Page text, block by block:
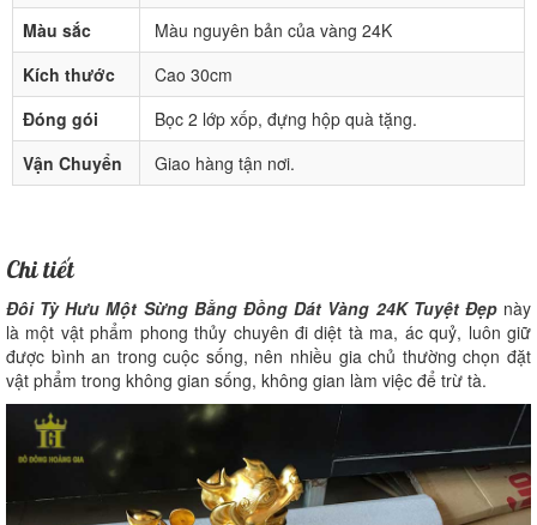
Màu sắc
Màu nguyên bản của vàng 24K
Kích thước
Cao 30cm
Đóng gói
Bọc 2 lớp xốp, đựng hộp quà tặng.
Vận Chuyển
Giao hàng tận nơi.
Chi tiết
Đôi Tỳ Hưu Một Sừng Bằng Đồng Dát Vàng 24K Tuyệt Đẹpnày
là một vật phẩm phong thủy chuyên đi diệt tà ma, ác quỷ, luôn giữ
được bình an trong cuộc sống, nên nhiều gia chủ thường chọn đặt
vật phẩm trong không gian sống, không gian làm việc để trừ tà.